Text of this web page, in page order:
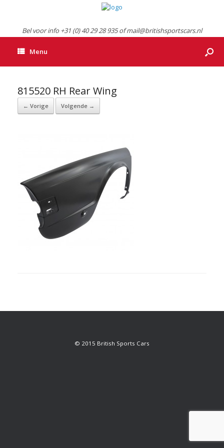
Bel voor info +31 (0) 40 29 28 935 of mail@britishsportscars.nl
Menu
815520 RH Rear Wing
← Vorige Volgende →
© 2015 British Sports Cars